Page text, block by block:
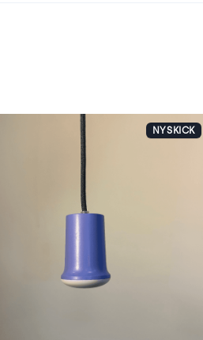
NYSKICK